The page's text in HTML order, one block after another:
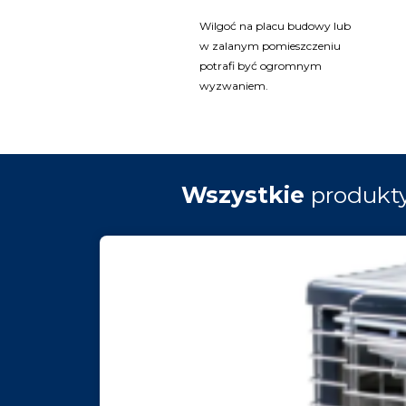
Wilgoć na placu budowy lub
w zalanym pomieszczeniu
potrafi być ogromnym
wyzwaniem.
Wszystkie